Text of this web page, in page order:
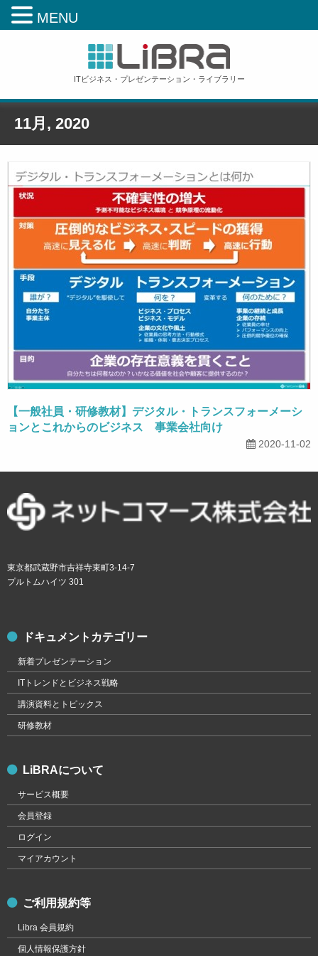
ITビジネス・プレゼンテーション・ライブラリー
11月, 2020
ホーム » Monthly Archive for: '11月 2nd, 2020'
【一般社員・研修教材】デジタル・トランスフォーメーシ
ョンとこれからのビジネス 事業会社向け
2020-11-02
東京都武蔵野市吉祥寺東町3-14-7
プルトムハイツ 301
ドキュメントカテゴリー
新着プレゼンテーション
ITトレンドとビジネス戦略
講演資料とトピックス
研修教材
LiBRAについて
サービス概要
会員登録
ログイン
マイアカウント
ご利用規約等
Libra 会員規約
個人情報保護方針
MENU